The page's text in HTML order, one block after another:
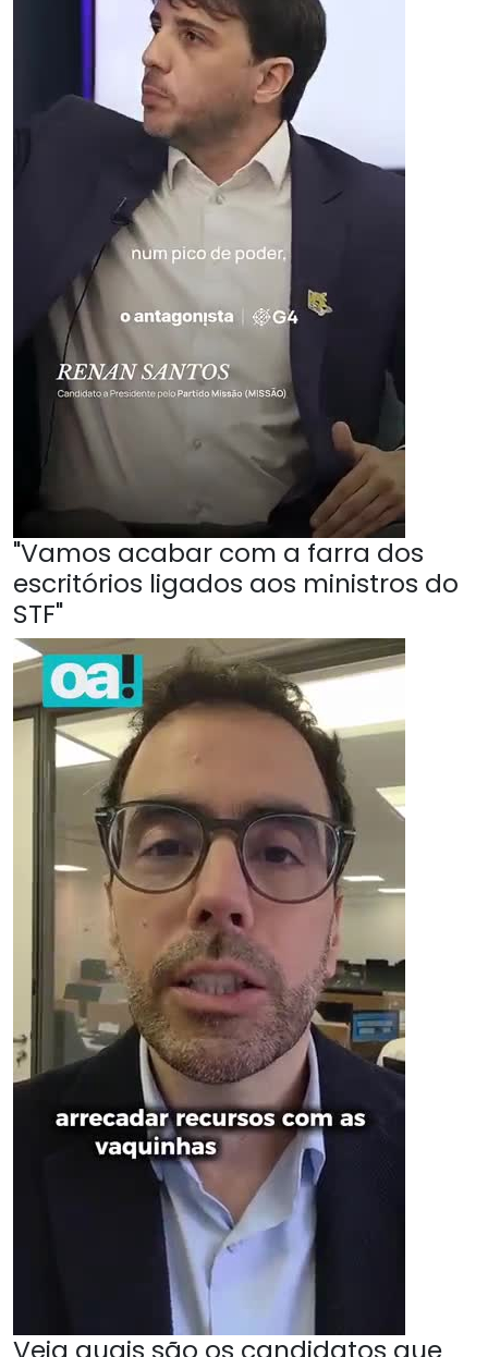
"Vamos acabar com a farra dos
escritórios ligados aos ministros do
STF"
Veja quais são os candidatos que